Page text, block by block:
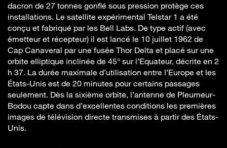
dacron de 27 tonnes gonflé sous pression protège ces
installations. Le satellite expérimental Telstar 1 a été
conçu et fabriqué par les Bell Labs. De type actif (avec
émetteur et récepteur) il est lancé le 10 juillet 1962 de
Cap Canaveral par une fusée Thor Delta et placé sur une
orbite elliptique inclinée de 45° sur l’Equateur, décrite en 2
h 37. La durée maximale d’utilisation entre l’Europe et les
États-Unis est de 20 minutes pour certains passages
seulement. Dès la sixième orbite, l’antenne de Pleumeur-
Bodou capte dans d’excellentes conditions les premières
images de télévision directe transmises à partir des États-
Unis.